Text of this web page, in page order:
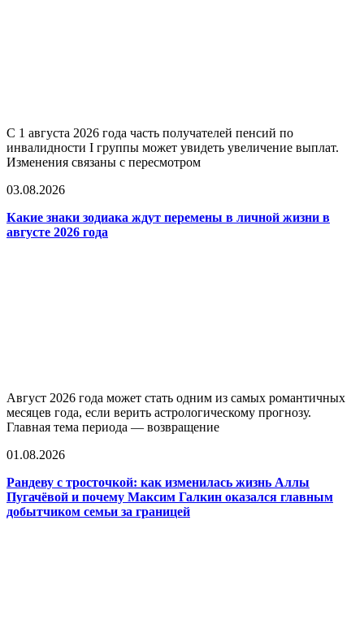
С 1 августа 2026 года часть получателей пенсий по
инвалидности I группы может увидеть увеличение выплат.
Изменения связаны с пересмотром
03.08.2026
Какие знаки зодиака ждут перемены в личной жизни в
августе 2026 года
Август 2026 года может стать одним из самых романтичных
месяцев года, если верить астрологическому прогнозу.
Главная тема периода — возвращение
01.08.2026
Рандеву с тросточкой: как изменилась жизнь Аллы
Пугачёвой и почему Максим Галкин оказался главным
добытчиком семьи за границей